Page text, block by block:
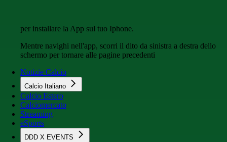
per installare la App sul tuo Iphone.
Mentre navighi nell'app, scorri il dito da sinistra a destra dello
schermo per tornare alle pagine precedenti
Notizie Calcio
Calcio Italiano
Calcio Estero
Calciomercato
Streaming
eSports
DDD X EVENTS